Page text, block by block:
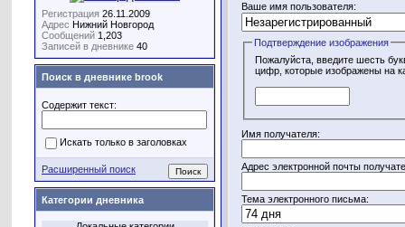
Ваше имя пользователя:
Подтверждение изображения
Пожалуйста, введите шесть
цифр, которые изображены на
Имя получателя:
Адрес электронной почты
Тема электронного письма:
Регистрация 26.11.2009
Адрес Нижний Новгород
Сообщений 1,203
Записей в дневнике 40
Поиск в дневнике brook
Содержит текст:
Искать только в заголовках
Расширенный поиск
Категории дневника